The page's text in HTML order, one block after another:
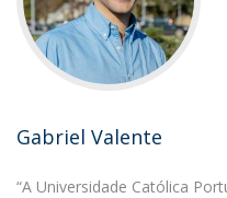
Gabriel Valente
“A Universidade Católica